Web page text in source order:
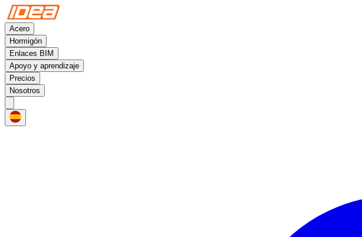
Acero
Hormigón
Enlaces BIM
Apoyo y aprendizaje
Precios
Nosotros